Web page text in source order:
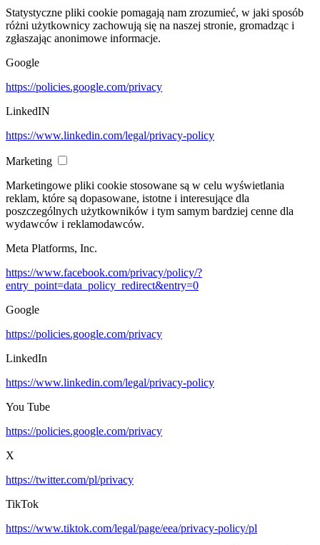
Statystyczne pliki cookie pomagają nam zrozumieć, w jaki sposób
różni użytkownicy zachowują się na naszej stronie, gromadząc i
zgłaszając anonimowe informacje.
Google
https://policies.google.com/privacy
LinkedIN
https://www.linkedin.com/legal/privacy-policy
Marketing
Marketingowe pliki cookie stosowane są w celu wyświetlania
reklam, które są dopasowane, istotne i interesujące dla
poszczególnych użytkowników i tym samym bardziej cenne dla
wydawców i reklamodawców.
Meta Platforms, Inc.
https://www.facebook.com/privacy/policy/?
entry_point=data_policy_redirect&entry=0
Google
https://policies.google.com/privacy
LinkedIn
https://www.linkedin.com/legal/privacy-policy
You Tube
https://policies.google.com/privacy
X
https://twitter.com/pl/privacy
TikTok
https://www.tiktok.com/legal/page/eea/privacy-policy/pl